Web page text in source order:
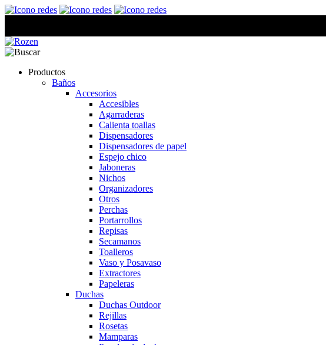
Productos
Baños
Accesorios
Accesibles
Agarraderas
Calienta toallas
Dispensadores
Dispensadores de papel
Espejo chico
Jaboneras
Nichos
Organizadores
Otros
Perchas
Portarrollos
Repisas
Secamanos
Toalleros
Vaso y Posavaso
Extractores
Papeleras
Duchas
Duchas Outdoor
Rejillas
Rosetas
Mamparas